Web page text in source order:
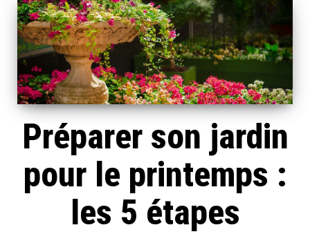
Préparer son jardin
pour le printemps :
les 5 étapes